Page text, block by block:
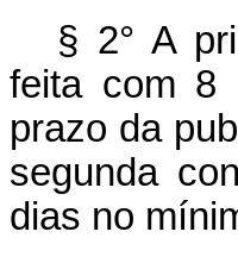
§ 2° A
feita com 8
prazo da
segunda
dias no